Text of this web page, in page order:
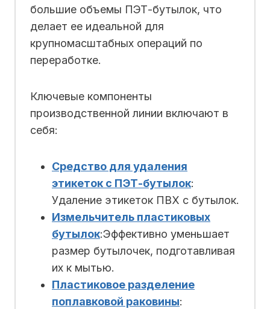
большие объемы ПЭТ-бутылок, что
делает ее идеальной для
крупномасштабных операций по
переработке.
Ключевые компоненты
производственной линии включают в
себя:
Средство для удаления
этикеток с ПЭТ-бутылок:
Удаление этикеток ПВХ с бутылок.
Измельчитель пластиковых
бутылок:Эффективно уменьшает
размер бутылочек, подготавливая
их к мытью.
Пластиковое разделение
поплавковой раковины: